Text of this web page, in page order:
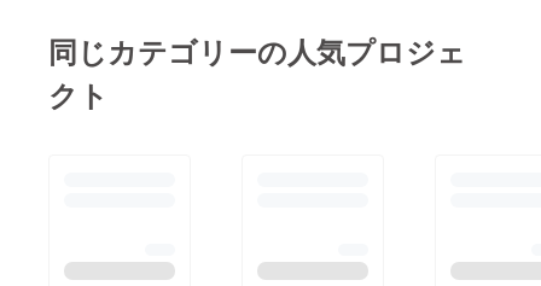
同じカテゴリーの人気プロジェ
クト